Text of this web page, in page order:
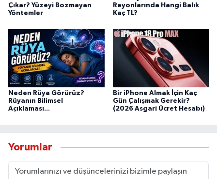
Çıkar? Yüzeyi Bozmayan
Yöntemler
Reyonlarında Hangi Balık
Kaç TL?
Neden Rüya Görürüz?
Rüyanın Bilimsel
Açıklaması...
Bir iPhone Almak İçin Kaç
Gün Çalışmak Gerekir?
(2026 Asgari Ücret Hesabı)
Yorumlar